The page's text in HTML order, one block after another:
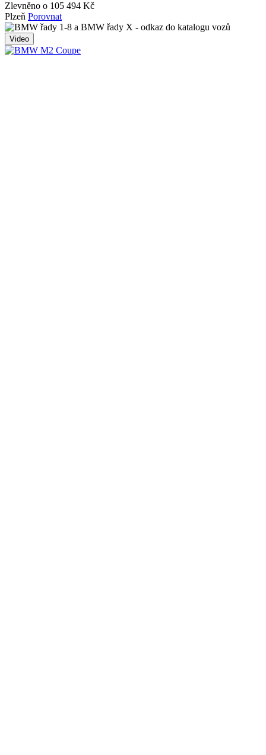
Zlevněno o 105 494 Kč
Plzeň Porovnat
Video